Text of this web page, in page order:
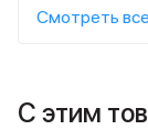
Смотреть
С этим